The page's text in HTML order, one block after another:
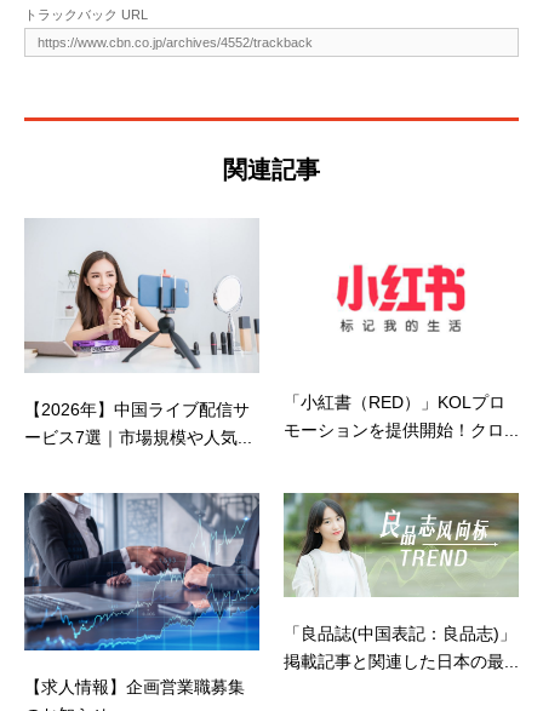
トラックバック URL
関連記事
【2026年】中国ライブ配信サ
ービス7選｜市場規模や人気...
「小紅書（RED）」KOLプロ
モーションを提供開始！クロ...
【求人情報】企画営業職募集
「良品誌(中国表記：良品志)」
掲載記事と関連した日本の最...